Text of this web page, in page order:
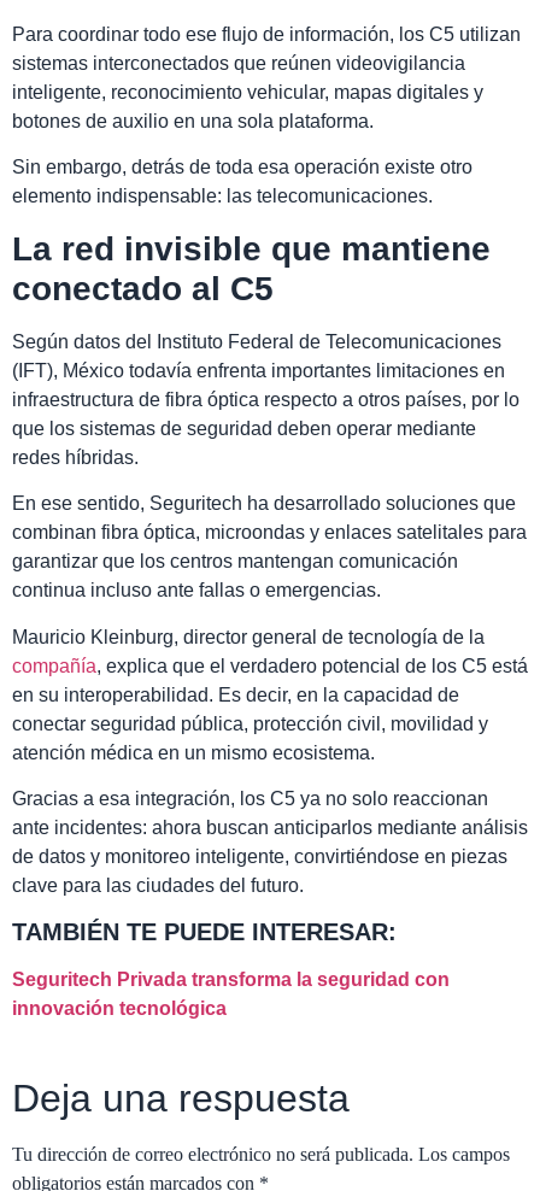
Para coordinar todo ese flujo de información, los C5 utilizan
sistemas interconectados que reúnen videovigilancia
inteligente, reconocimiento vehicular, mapas digitales y
botones de auxilio en una sola plataforma.
Sin embargo, detrás de toda esa operación existe otro
elemento indispensable: las telecomunicaciones.
La red invisible que mantiene
conectado al C5
Según datos del Instituto Federal de Telecomunicaciones
(IFT), México todavía enfrenta importantes limitaciones en
infraestructura de fibra óptica respecto a otros países, por lo
que los sistemas de seguridad deben operar mediante
redes híbridas.
En ese sentido, Seguritech ha desarrollado soluciones que
combinan fibra óptica, microondas y enlaces satelitales para
garantizar que los centros mantengan comunicación
continua incluso ante fallas o emergencias.
Mauricio Kleinburg, director general de tecnología de la
compañía, explica que el verdadero potencial de los C5 está
en su interoperabilidad. Es decir, en la capacidad de
conectar seguridad pública, protección civil, movilidad y
atención médica en un mismo ecosistema.
Gracias a esa integración, los C5 ya no solo reaccionan
ante incidentes: ahora buscan anticiparlos mediante análisis
de datos y monitoreo inteligente, convirtiéndose en piezas
clave para las ciudades del futuro.
TAMBIÉN TE PUEDE INTERESAR:
Seguritech Privada transforma la seguridad con
innovación tecnológica
Deja una respuesta
Tu dirección de correo electrónico no será publicada. Los campos
obligatorios están marcados con *